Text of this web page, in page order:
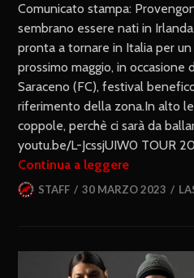
Comunicato stampa:
sembrano essere nati in
pronta a tornare in Italia per
prossimo maggio, in occasione
Saraceno (FC), festival
riferimento della zona.In alto
coppole, perchè ci sarà da
youtu.be/L-JcssjUIW0 TOUR
Continua a leggere
STAFF 30 MARZO 2023